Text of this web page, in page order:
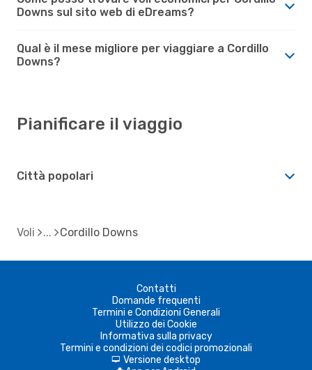
Downs sul sito web di eDreams?
Qual è il mese migliore per viaggiare a Cordillo
Downs?
Pianificare il viaggio
Città popolari
Voli Cordillo Downs
Contatti
Domande frequenti
Termini e Condizioni Generali
Utilizzo dei Cookie
Informativa sulla privacy
Termini e condizioni dei codici promozionali
d Versione desktop